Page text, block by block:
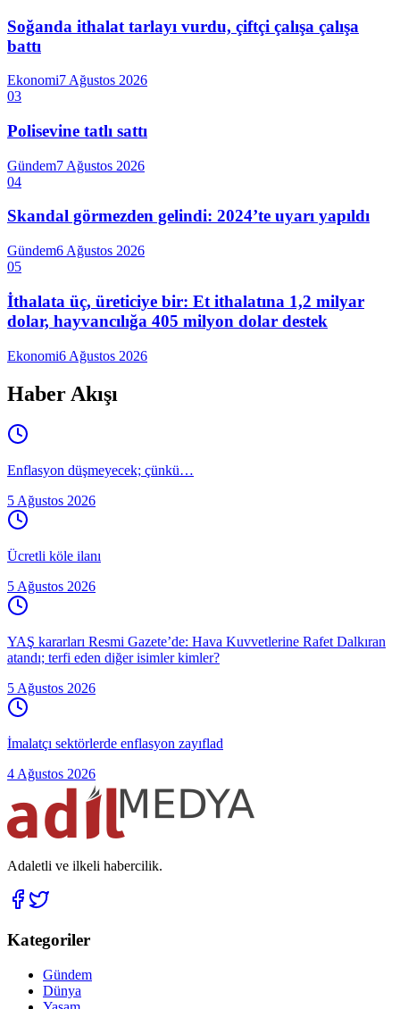
Soğanda ithalat tarlayı vurdu, çiftçi çalışa çalışa
battı
Ekonomi7 Ağustos 2026
03
Polisevine tatlı sattı
Gündem7 Ağustos 2026
04
Skandal görmezden gelindi: 2024’te uyarı yapıldı
Gündem6 Ağustos 2026
05
İthalata üç, üreticiye bir: Et ithalatına 1,2 milyar
dolar, hayvancılığa 405 milyon dolar destek
Ekonomi6 Ağustos 2026
Haber Akışı
Enflasyon düşmeyecek; çünkü…
5 Ağustos 2026
Ücretli köle ilanı
5 Ağustos 2026
YAŞ kararları Resmi Gazete’de: Hava Kuvvetlerine Rafet Dalkıran
atandı; terfi eden diğer isimler kimler?
5 Ağustos 2026
İmalatçı sektörlerde enflasyon zayıflad
4 Ağustos 2026
Adaletli ve ilkeli habercilik.
Kategoriler
Gündem
Dünya